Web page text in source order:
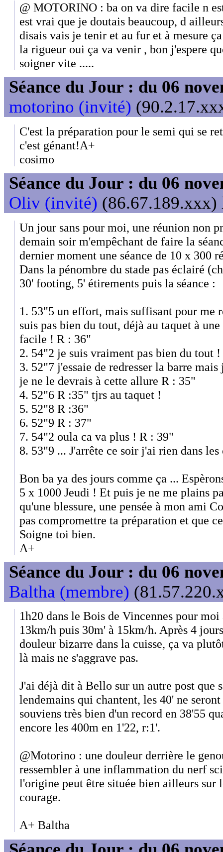
@ MOTORINO : ba on va dire facile n
est vrai que je doutais beaucoup, d
disais vais je tenir et au fur et à mesure
la rigueur oui ça va venir , bon j'espere
soigner vite .....
Séance du Jour : du 06
motorino (invité)
C'est la préparation pour le semi qui se
c'est génant!A+
cosimo
Séance du Jour : du 06
Oliv (invité) (86.67.189.xxx)
Un jour sans pour moi, une réunion non
demain soir m'empêchant de faire la
dernier moment une séance de 10 x 300
Dans la pénombre du stade pas éclairé
30' footing, 5' étirements puis la séance :
1. 53"5 un effort, mais suffisant pour me
suis pas bien du tout, déjà au taquet à
facile ! R : 36"
2. 54"2 je suis vraiment pas bien du tout
3. 52"7 j'essaie de redresser la barre
je ne le devrais à cette allure R : 35"
4. 52"6 R :35" tjrs au taquet !
5. 52"8 R :36"
6. 52"9 R : 37"
7. 54"2 oula ca va plus ! R : 39"
8. 53"9 ... J'arrête ce soir j'ai rien dans les
Bon ba ya des jours comme ça ...
5 x 1000 Jeudi ! Et puis je ne me plains
qu'une blessure, une pensée à mon ami
pas compromettre ta préparation et que
Soigne toi bien.
A+
Séance du Jour : du 06
Baltha (membre)
1h20 dans le Bois de Vincennes pour
13km/h puis 30m' à 15km/h. Après 4
douleur bizarre dans la cuisse, ça va
là mais ne s'aggrave pas.
J'ai déjà dit à Bello sur un autre post que
lendemains qui chantent, les 40' ne
souviens très bien d'un record en 38'55
encore les 400m en 1'22, r:1'.
@Motorino : une douleur derrière le
ressembler à une inflammation du nerf
l'origine peut être située bien ailleurs sur
courage.
A+ Baltha